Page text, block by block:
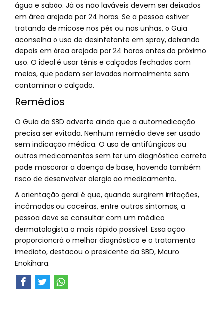
água e sabão. Já os não laváveis devem ser deixados
em área arejada por 24 horas. Se a pessoa estiver
tratando de micose nos pés ou nas unhas, o Guia
aconselha o uso de desinfetante em spray, deixando
depois em área arejada por 24 horas antes do próximo
uso. O ideal é usar tênis e calçados fechados com
meias, que podem ser lavadas normalmente sem
contaminar o calçado.
Remédios
O Guia da SBD adverte ainda que a automedicação
precisa ser evitada. Nenhum remédio deve ser usado
sem indicação médica. O uso de antifúngicos ou
outros medicamentos sem ter um diagnóstico correto
pode mascarar a doença de base, havendo também
risco de desenvolver alergia ao medicamento.
A orientação geral é que, quando surgirem irritações,
incômodos ou coceiras, entre outros sintomas, a
pessoa deve se consultar com um médico
dermatologista o mais rápido possível. Essa ação
proporcionará o melhor diagnóstico e o tratamento
imediato, destacou o presidente da SBD, Mauro
Enokihara.